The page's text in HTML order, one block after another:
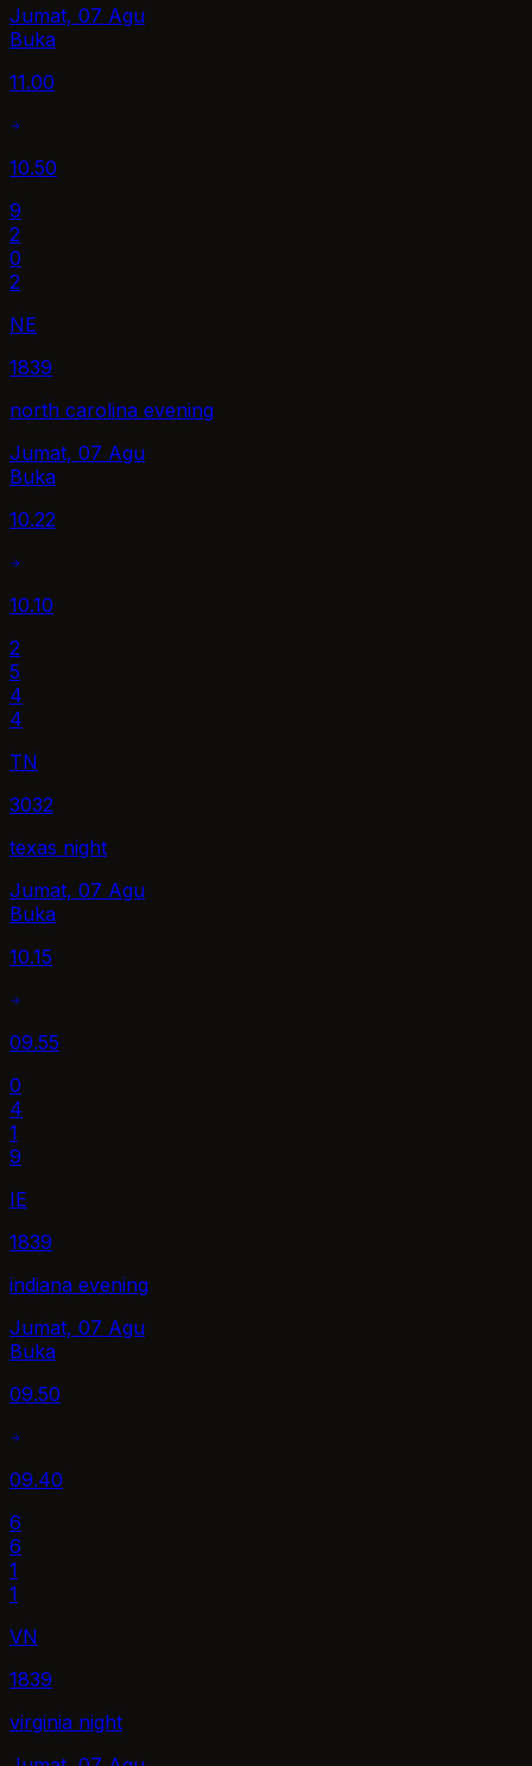
Jumat, 07 Agu
Buka
11.00
10.50
9
2
0
2
NE
1839
north carolina evening
Jumat, 07 Agu
Buka
10.22
10.10
2
5
4
4
TN
3032
texas night
Jumat, 07 Agu
Buka
10.15
09.55
0
4
1
9
IE
1839
indiana evening
Jumat, 07 Agu
Buka
09.50
09.40
6
6
1
1
VN
1839
virginia night